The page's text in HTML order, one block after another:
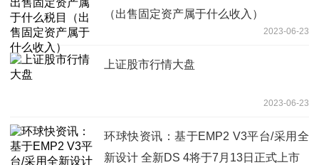
（出售固定资产属于什么收入）
2023-06-23
上证股市行情大盘
2023-06-23
环球快资讯：基于EMP2 V3平台/采用全
新设计 全新DS 4将于7月13日正式上市